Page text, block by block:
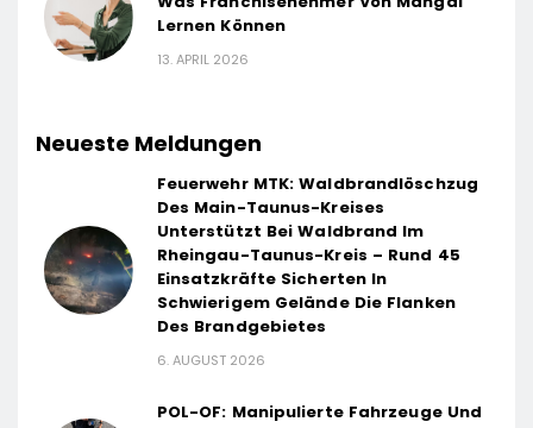
Lernen Können
13. APRIL 2026
Neueste Meldungen
Feuerwehr MTK: Waldbrandlöschzug
Des Main-Taunus-Kreises
Unterstützt Bei Waldbrand Im
Rheingau-Taunus-Kreis – Rund 45
Einsatzkräfte Sicherten In
Schwierigem Gelände Die Flanken
Des Brandgebietes
6. AUGUST 2026
POL-OF: Manipulierte Fahrzeuge Und